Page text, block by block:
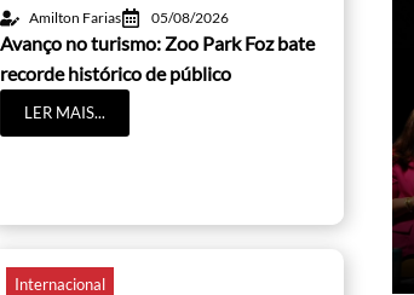
Amilton Farias 05/08/2026
Avanço no turismo: Zoo Park Foz bate
recorde histórico de público
LER MAIS...
Internacional